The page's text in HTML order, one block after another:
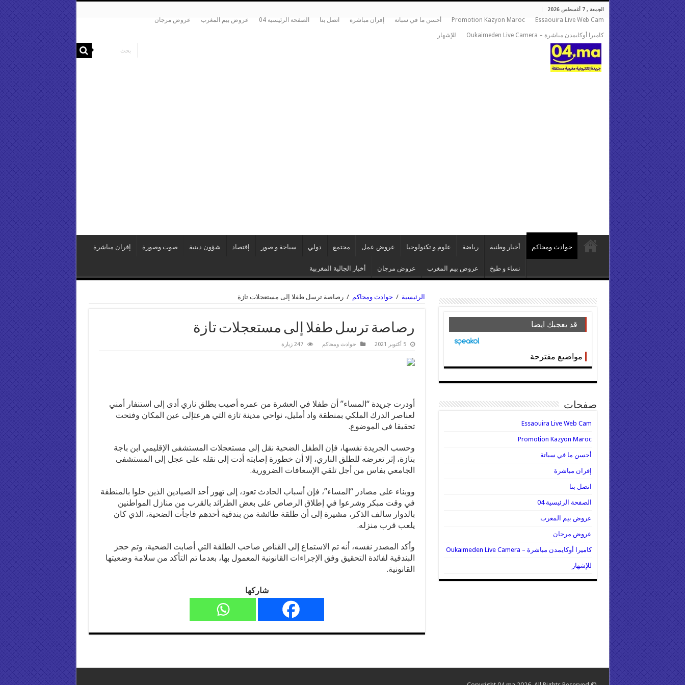
الجمعة , 7 أغسطس 2026
Essaouira Live Web Cam
Promotion Kazyon Maroc أحسن ما في سباتة إفران مباشرة اتصل بنا الصفحة الرئيسية 04 عروض بيم المغرب عروض مرجان
كاميرا أوكايمدن مباشرة – Oukaimeden Live Camera للإشهار
حوادث ومحاكم أخبار وطنية رياضة علوم و تكنولوجيا عروض عمل مجتمع دولي سياحة و صور إقتصاد شؤون دينية صوت وصورة إفران مباشرة
نساء و طبخ عروض بيم المغرب عروض مرجان أخبار الجالية المغربية
الرئيسية / حوادث ومحاكم / رصاصة ترسل طفلا إلى مستعجلات تازة
رصاصة ترسل طفلا إلى مستعجلات تازة
5 أكتوبر 2021 حوادث ومحاكم 247 زيارة
أودرت جريدة “المساء” أن طفلا في العشرة من عمره أصيب بطلق ناري أدى إلى استنفار أمني
لعناصر الدرك الملكي بمنطقة واد أمليل، نواحي مدينة تازة التي هرعتإلى عين المكان وفتحت
تحقيقا في الموضوع.
وحسب الجريدة نفسها، فإن الطفل الضحية نقل إلى مستعجلات المستشفى الإقليمي ابن باجة
بتازة، إثر تعرضه للطلق الناري، إلا أن خطورة إصابته أدت إلى نقله على عجل إلى المستشفى
الجامعي بفاس من أجل تلقي الإسعافات الضرورية.
ووبناء على مصادر “المساء”، فإن أسباب الحادث تعود، إلى تهور أحد الصيادين الذين حلوا بالمنطقة
في وقت مبكر وشرعوا في إطلاق الرصاص على بعض الطرائد بالقرب من منازل المواطنين
بالدوار سالف الذكر، مشيرة إلى أن طلقة طائشة من بندقية أحدهم فاجأت الضحية، الذي كان
يلعب قرب منزله.
وأكد المصدر نفسه، أنه تم الاستماع إلى القناص صاحب الطلقة التي أصابت الضحية، وتم حجز
البندقية لفائدة التحقيق وفق الإجراءات القانونية المعمول بها، بعدما تم التأكد من سلامة وضعيتها
القانونية.
شاركها
قد يعجبك ايضا
مواضيع مقترحة
صفحات
Essaouira Live Web Cam
Promotion Kazyon Maroc
أحسن ما في سباتة
إفران مباشرة
اتصل بنا
الصفحة الرئيسية 04
عروض بيم المغرب
عروض مرجان
كاميرا أوكايمدن مباشرة – Oukaimeden Live Camera
للإشهار